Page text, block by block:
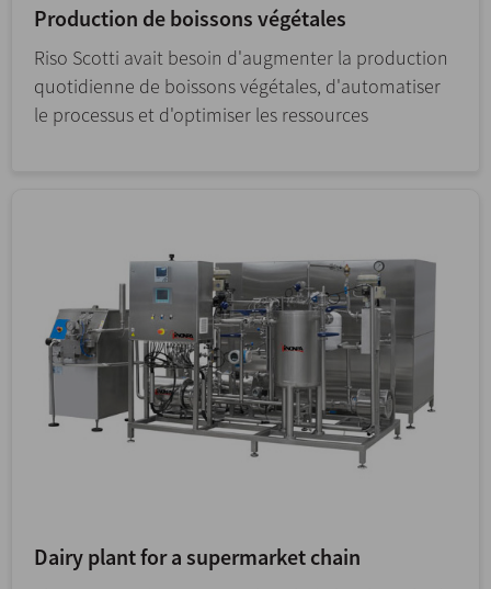
Production de boissons végétales
Riso Scotti avait besoin d'augmenter la production
quotidienne de boissons végétales, d'automatiser
le processus et d'optimiser les ressources
Dairy plant for a supermarket chain